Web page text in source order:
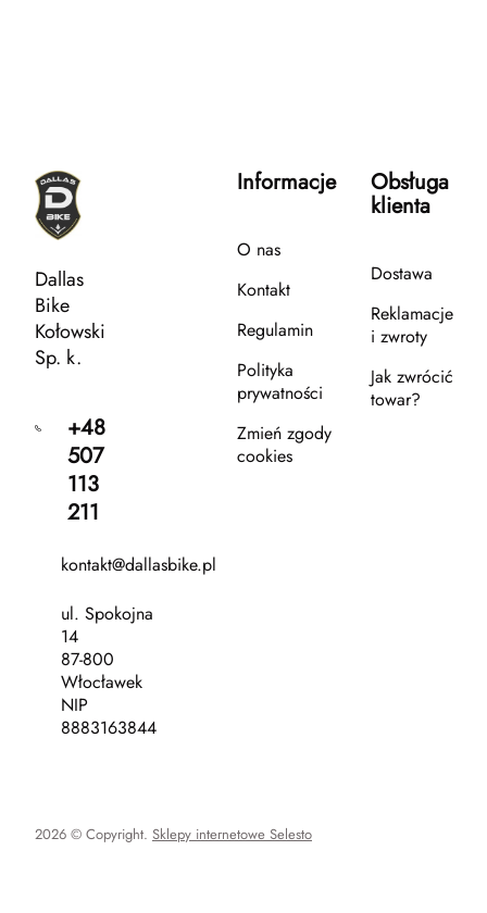
Dallas
Bike
Kołowski
Sp. k.
+48
507
113
211
kontakt@dallasbike.pl
ul. Spokojna
14
87-800
Włocławek
NIP
8883163844
Informacje
O nas
Kontakt
Regulamin
Polityka
prywatności
Zmień zgody
cookies
Obsługa
klienta
Dostawa
Reklamacje
i zwroty
Jak zwrócić
towar?
2026 © Copyright. Sklepy internetowe Selesto